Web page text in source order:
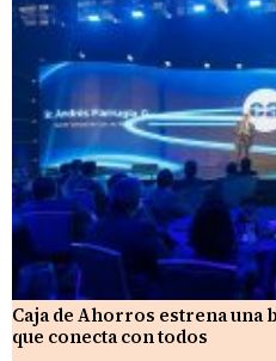
Caja de Ahorros estrena una
que conecta con todos